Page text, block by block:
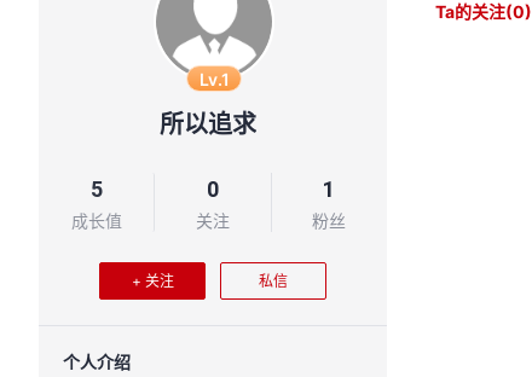
Lv.1
所以追求
5
成长值
0
关注
1
粉丝
+ 关注 私信
个人介绍
Ta的关注(0)